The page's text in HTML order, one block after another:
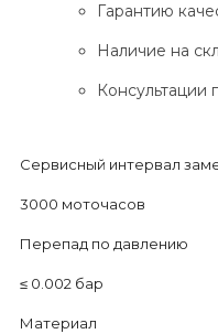
Гарантию
Наличие на
Консультации
Сервисный интервал
3000 моточасов
Перепад по давлению
≤ 0.002 бар
Материал